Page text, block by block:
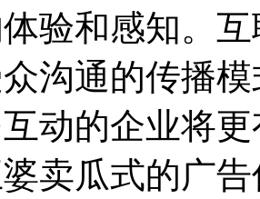
验和感知。
沟通的传播
动的企业将
卖瓜式的广